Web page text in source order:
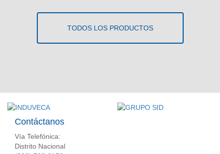
TODOS LOS PRODUCTOS
Contáctanos
Vía Telefónica:
Distrito Nacional